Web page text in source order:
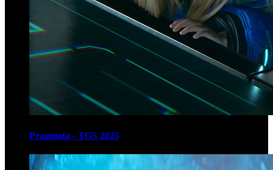
Pragmata - TGS 2025